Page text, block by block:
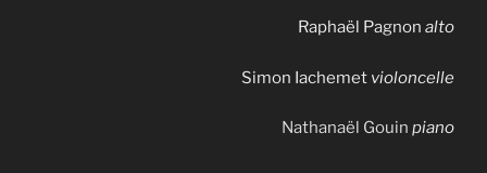
Raphaël Pagnon alto
Simon Iachemet violoncelle
Nathanaël Gouin piano